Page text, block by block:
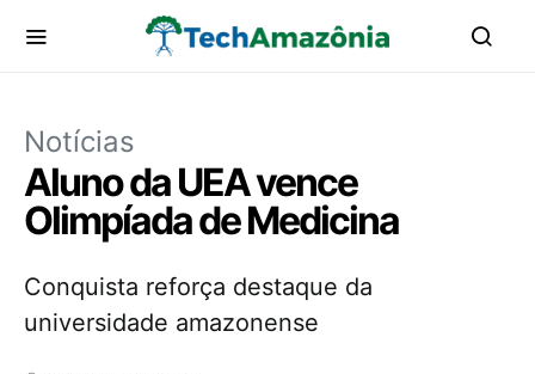
Notícias
Aluno da UEA vence
Olimpíada de Medicina
Conquista reforça destaque da
universidade amazonense